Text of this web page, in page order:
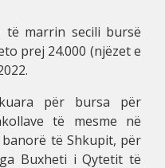
të marrin secili bursë
prej 24.000 (njëzet e
për bursa për
të mesme në
të Shkupit, për
Buxheti i Qytetit të